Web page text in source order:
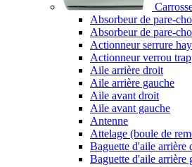
Absorbeur de pare-
Absorbeur de pare-
Actionneur serrure
Actionneur verrou
Aile arrière droit
Aile arrière gauche
Aile avant droit
Aile avant gauche
Antenne
Attelage (boule de
Baguette d'aile arrière
Baguette d'aile arrière